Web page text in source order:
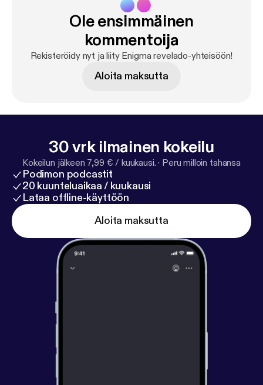
INEXPLICABLES o ENFERMEDADES
REPENTINAS. Esta entrevista expone la VERDAD
que las autoridades turísticas intentan OCULTAR
por miedo a perder ingresos.
Ole ensimmäinen
kommentoija
Rekisteröidy nyt ja liity Enigma revelado-yhteisöön!
Aloita maksutta
30 vrk ilmainen kokeilu
Kokeilun jälkeen 7,99 € / kuukausi. · Peru milloin tahansa
Podimon podcastit
20 kuunteluaikaa / kuukausi
Lataa offline-käyttöön
Aloita maksutta